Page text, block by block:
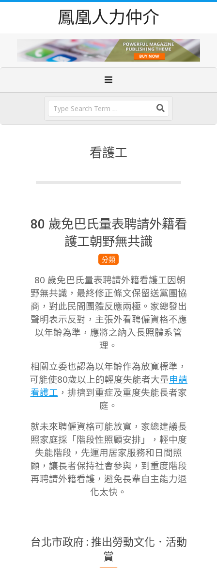
鳳凰人力仲介
看護工
80 歲免巴氏量表聘請外籍看
護工朝野無共識
26
分類
80 歲免巴氏量表聘請外籍看護工因朝
野無共識，最終修正條文保留送黨團協
商， 對此民間團體反應兩極。 家總發出
聲明表示反對，主張外看聘僱資格不應
以年齡為準 ，應將之納入長照體系管
理。
相關立委也認為以年齡作為放寬標準，
可能使80歲以上的輕度失能者大量申請
看護工 ，排擠到重症及重度失能長者家
庭。
就未來聘僱資格可能放寬，家總建議長
照家庭採「階段性照顧安排」，輕中度
失能階段，先運用居家服務和日間照
顧，讓長者保持社會參與，到重度階段
再聘請外籍看護，避免長輩自主能力退
化太快。
台北市政府 : 推出勞動文化．活動
賞